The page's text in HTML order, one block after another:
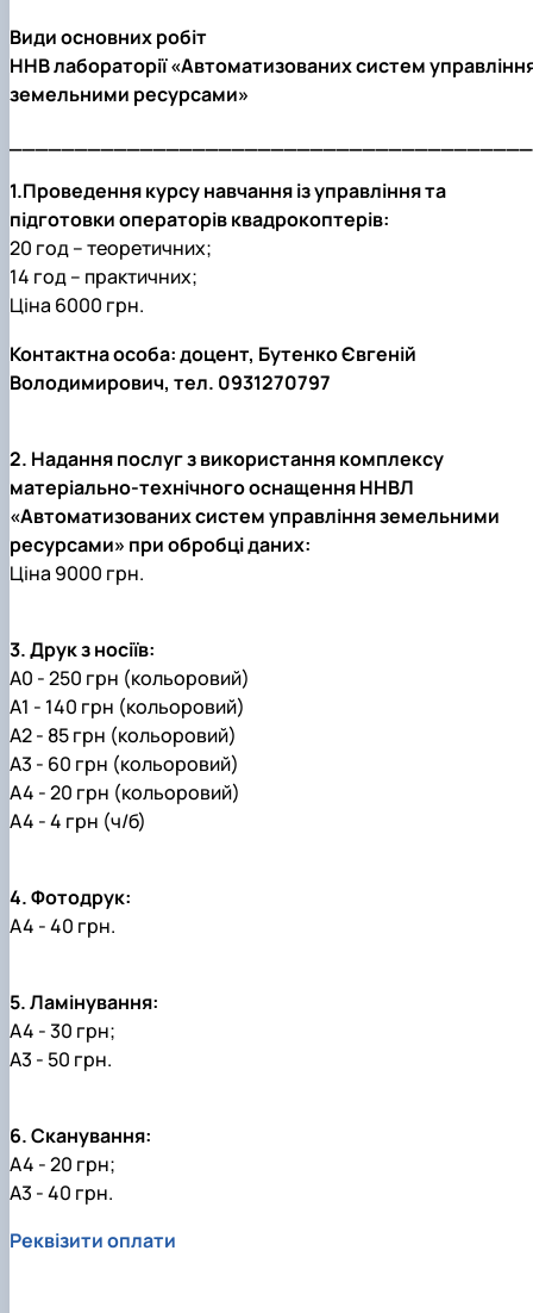
Види основних робіт
ННВ лабораторії «Автоматизованих систем
земельними ресурсами»
1.Проведення курсу навчання із управління та
підготовки операторів квадрокоптерів:
20 год – теоретичних;
14 год – практичних;
Ціна 6000 грн.
Контактна особа: доцент, Бутенко Євгеній
Володимирович, тел. 0931270797
2. Надання послуг з використання комплексу
матеріально-технічного оснащення ННВЛ
«Автоматизованих систем управління земельними
ресурсами» при обробці даних:
Ціна 9000 грн.
3. Друк з носіїв:
А0 - 250 грн (кольоровий)
А1 - 140 грн (кольоровий)
А2 - 85 грн (кольоровий)
А3 - 60 грн (кольоровий)
А4 - 20 грн (кольоровий)
А4 - 4 грн (ч/б)
4. Фотодрук:
А4 - 40 грн.
5. Ламінування:
А4 - 30 грн;
А3 - 50 грн.
6. Сканування:
А4 - 20 грн;
А3 - 40 грн.
Реквізити оплати